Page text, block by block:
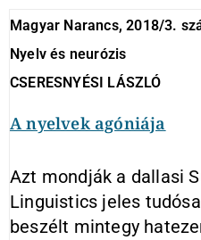
Magyar Narancs, 2018/3.
Nyelv és neurózis
CSERESNYÉSI LÁSZLÓ
A nyelvek agóniája
Azt mondják a dallasi
Linguistics jeles
beszélt mintegy